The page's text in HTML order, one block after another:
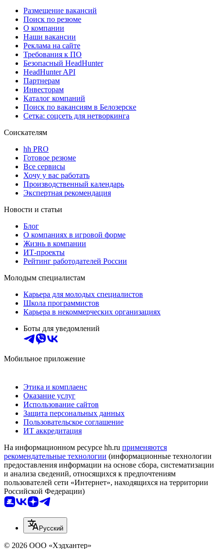
Размещение вакансий
Поиск по резюме
О компании
Наши вакансии
Реклама на сайте
Требования к ПО
Безопасный HeadHunter
HeadHunter API
Партнерам
Инвесторам
Каталог компаний
Поиск по вакансиям в Белозерске
Сетка: соцсеть для нетворкинга
Соискателям
hh PRO
Готовое резюме
Все сервисы
Хочу у вас работать
Производственный календарь
Экспертная рекомендация
Новости и статьи
Блог
О компаниях в игровой форме
Жизнь в компании
ИТ-проекты
Рейтинг работодателей России
Молодым специалистам
Карьера для молодых специалистов
Школа программистов
Карьера в некоммерческих организациях
Боты для уведомлений
Мобильное приложение
Этика и комплаенс
Оказание услуг
Использование сайтов
Защита персональных данных
Пользовательское соглашение
ИТ аккредитация
На информационном ресурсе hh.ru применяются
рекомендательные технологии (информационные технологии
предоставления информации на основе сбора, систематизации
и анализа сведений, относящихся к предпочтениям
пользователей сети «Интернет», находящихся на территории
Российской Федерации)
Русский
© 2026 ООО «Хэдхантер»